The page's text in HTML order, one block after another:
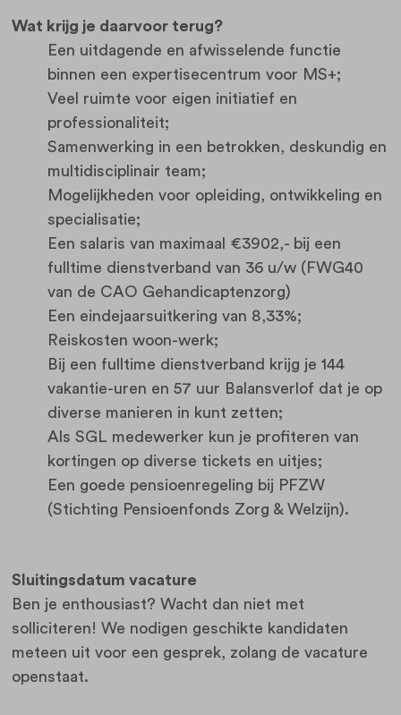
Wat krijg je daarvoor terug?
Een uitdagende en afwisselende functie
binnen een expertisecentrum voor MS+;
Veel ruimte voor eigen initiatief en
professionaliteit;
Samenwerking in een betrokken, deskundig en
multidisciplinair team;
Mogelijkheden voor opleiding, ontwikkeling en
specialisatie;
Een salaris van maximaal €3902,- bij een
fulltime dienstverband van 36 u/w (FWG40
van de CAO Gehandicaptenzorg)
Een eindejaarsuitkering van 8,33%;
Reiskosten woon-werk;
Bij een fulltime dienstverband krijg je 144
vakantie-uren en 57 uur Balansverlof dat je op
diverse manieren in kunt zetten;
Als SGL medewerker kun je profiteren van
kortingen op diverse tickets en uitjes;
Een goede pensioenregeling bij PFZW
(Stichting Pensioenfonds Zorg & Welzijn).
Sluitingsdatum vacature
Ben je enthousiast? Wacht dan niet met
solliciteren! We nodigen geschikte kandidaten
meteen uit voor een gesprek, zolang de vacature
openstaat.